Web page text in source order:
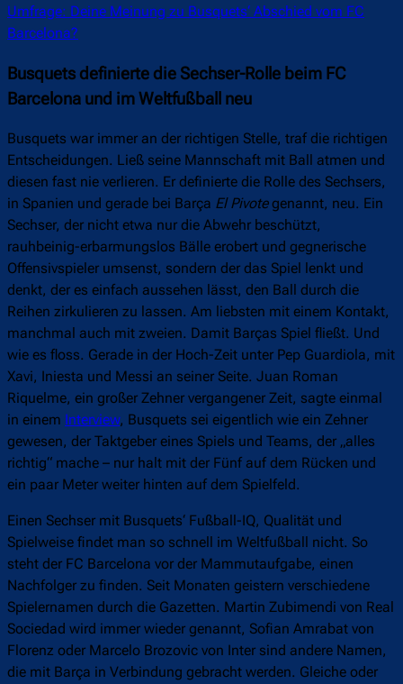
Umfrage: Deine Meinung zu Busquets‘ Abschied vom FC
Barcelona?
Busquets definierte die Sechser-Rolle beim FC
Barcelona und im Weltfußball neu
Busquets war immer an der richtigen Stelle, traf die richtigen
Entscheidungen. Ließ seine Mannschaft mit Ball atmen und
diesen fast nie verlieren. Er definierte die Rolle des Sechsers,
in Spanien und gerade bei Barça El Pivotegenannt, neu. Ein
Sechser, der nicht etwa nur die Abwehr beschützt,
rauhbeinig-erbarmungslos Bälle erobert und gegnerische
Offensivspieler umsenst, sondern der das Spiel lenkt und
denkt, der es einfach aussehen lässt, den Ball durch die
Reihen zirkulieren zu lassen. Am liebsten mit einem Kontakt,
manchmal auch mit zweien. Damit Barças Spiel fließt. Und
wie es floss. Gerade in der Hoch-Zeit unter Pep Guardiola, mit
Xavi, Iniesta und Messi an seiner Seite. Juan Roman
Riquelme, ein großer Zehner vergangener Zeit, sagte einmal
in einem Interview, Busquets sei eigentlich wie ein Zehner
gewesen, der Taktgeber eines Spiels und Teams, der „alles
richtig“ mache – nur halt mit der Fünf auf dem Rücken und
ein paar Meter weiter hinten auf dem Spielfeld.
Einen Sechser mit Busquets‘ Fußball-IQ, Qualität und
Spielweise findet man so schnell im Weltfußball nicht. So
steht der FC Barcelona vor der Mammutaufgabe, einen
Nachfolger zu finden. Seit Monaten geistern verschiedene
Spielernamen durch die Gazetten. Martin Zubimendi von Real
Sociedad wird immer wieder genannt, Sofian Amrabat von
Florenz oder Marcelo Brozovic von Inter sind andere Namen,
die mit Barça in Verbindung gebracht werden. Gleiche oder